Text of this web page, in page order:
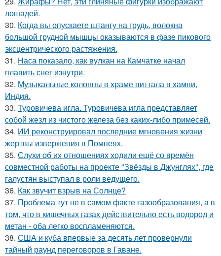
лошадей.
30. Когда вы опускаете штангу на грудь, волокна
большой грудной мышцы оказываются в фазе пикового
эксцентрического растяжения.
31. Наса показало, как вулкан на Камчатке начал
плавить снег изнутри.
32. Музыкальные колонны в храме виттала в хампи,
Индия.
33. Туровичева игла. Туровичева игла представляет
собой жезл из чистого железа без каких-либо примесей.
34. ИИ реконструировал последние мгновения жизни
жертвы извержения в Помпеях.
35. Слухи об их отношениях ходили ещё со времён
совместной работы на проекте "Звёзды в Джунглях", где
галустян выступал в роли ведущего.
36. Как звучит взрыв на Солнце?
37. Проблема тут не в самом факте газообразования, а в
том, что в кишечных газах действительно есть водород и
метан - оба легко воспламеняются.
38. США и куба впервые за десять лет провернули
тайный раунд переговоров в Гаване.